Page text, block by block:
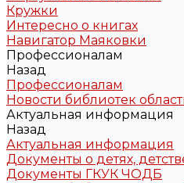
Кружки
Интересно о книгах
Навигатор Маяковки
Профессионалам
Назад
Профессионалам
Новости библиотек
Актуальная информация
Назад
Актуальная информация
Документы о детях,
Документы ГКУК ЧОДБ